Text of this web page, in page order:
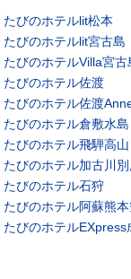
たびのホテルlit松本
たびのホテルlit宮古島
たびのホテルVilla宮古
たびのホテル佐渡
たびのホテル佐渡
たびのホテル倉敷水島
たびのホテル飛騨高山
たびのホテル加古川
たびのホテル石狩
たびのホテル阿蘇熊
たびのホテルEXpress